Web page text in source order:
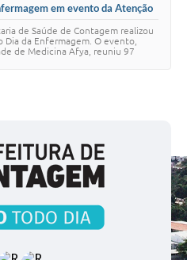
em evento da Atenção
de Saúde de Contagem realizou
Dia da Enfermagem. O evento,
de Medicina Afya, reuniu 97